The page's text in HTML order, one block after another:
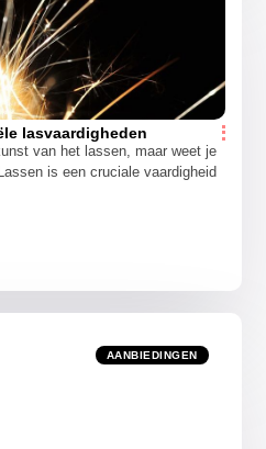
lasvaardigheden
van het lassen, maar weet je
is een cruciale vaardigheid
AANBIEDINGEN